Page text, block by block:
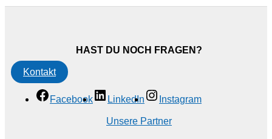
HAST DU NOCH FRAGEN?
Kontakt
Facebook LinkedIn Instagram
Unsere Partner